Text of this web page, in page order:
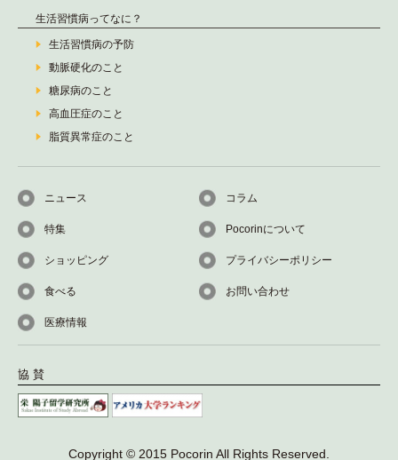
生活習慣病ってなに？
生活習慣病の予防
動脈硬化のこと
糖尿病のこと
高血圧症のこと
脂質異常症のこと
ニュース
特集
ショッピング
食べる
医療情報
コラム
Pocorinについて
プライバシーポリシー
お問い合わせ
協 賛
Copyright © 2015 Pocorin All Rights Reserved.